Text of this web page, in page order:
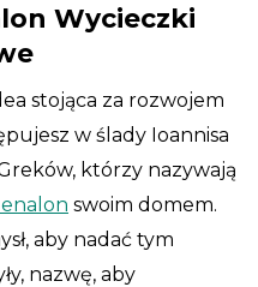
Wycieczki
stojąca za rozwojem
w ślady Ioannisa
którzy nazywają
swoim domem.
aby nadać tym
nazwę, aby